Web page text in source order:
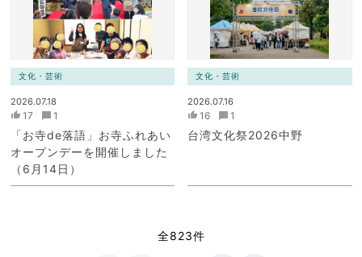
文化・芸術
2026.07.18
17 1
「お寺de落語」お寺ふれあい
オープンデーを開催しました
（6月14日）
文化・芸術
2026.07.16
16 1
台湾文化祭2026中野
全823件